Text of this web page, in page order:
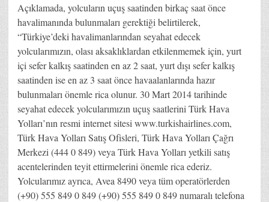
Açıklamada, yolcuların uçuş saatinden birkaç saat önce
havalimanında bulunmaları gerektiği belirtilerek,
“Türkiye’deki havalimanlarından seyahat edecek
yolcularımızın, olası aksaklıklardan etkilenmemek için, yurt
içi sefer kalkış saatinden en az 2 saat, yurt dışı sefer kalkış
saatinden ise en az 3 saat önce havaalanlarında hazır
bulunmaları önemle rica olunur. 30 Mart 2014 tarihinde
seyahat edecek yolcularımızın uçuş saatlerini Türk Hava
Yolları’nın resmi internet sitesi www.turkishairlines.com,
Türk Hava Yolları Satış Ofisleri, Türk Hava Yolları Çağrı
Merkezi (444 0 849) veya Türk Hava Yolları yetkili satış
acentelerinden teyit ettirmelerini önemle rica ederiz.
Yolcularımız ayrıca, Avea 8490 veya tüm operatörlerden
(+90) 555 849 0 849 (+90) 555 849 0 849 numaralı telefona